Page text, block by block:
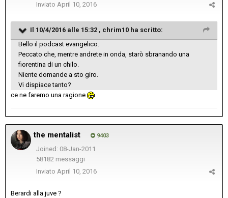
Inviato April 10, 2016
Il 10/4/2016 alle 15:32 , chrim10 ha scritto:
Bello il podcast evangelico.
Peccato che, mentre andrete in onda, starò sbranando una
fiorentina di un chilo.
Niente domande a sto giro.
Vi dispiace tanto?
ce ne faremo una ragione
the mentalist 9403
Joined: 08-Jan-2011
58182 messaggi
Inviato April 10, 2016
Berardi alla juve ?